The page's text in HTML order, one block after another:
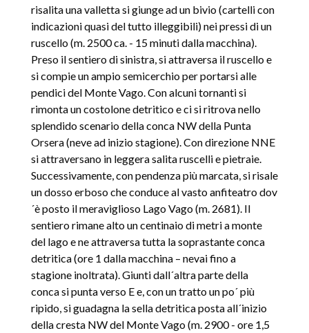
risalita una valletta si giunge ad un bivio (cartelli con
indicazioni quasi del tutto illeggibili) nei pressi di un
ruscello (m. 2500 ca. - 15 minuti dalla macchina).
Preso il sentiero di sinistra, si attraversa il ruscello e
si compie un ampio semicerchio per portarsi alle
pendici del Monte Vago. Con alcuni tornanti si
rimonta un costolone detritico e ci si ritrova nello
splendido scenario della conca NW della Punta
Orsera (neve ad inizio stagione). Con direzione NNE
si attraversano in leggera salita ruscelli e pietraie.
Successivamente, con pendenza più marcata, si risale
un dosso erboso che conduce al vasto anfiteatro dov
´è posto il meraviglioso Lago Vago (m. 2681). Il
sentiero rimane alto un centinaio di metri a monte
del lago e ne attraversa tutta la soprastante conca
detritica (ore 1 dalla macchina – nevai fino a
stagione inoltrata). Giunti dall´altra parte della
conca si punta verso E e, con un tratto un po´ più
ripido, si guadagna la sella detritica posta all´inizio
della cresta NW del Monte Vago (m. 2900 - ore 1,5